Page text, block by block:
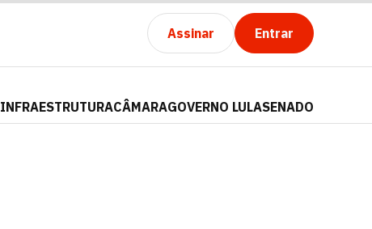
Assinar Entrar
INFRAESTRUTURACÂMARAGOVERNO LULASENADO